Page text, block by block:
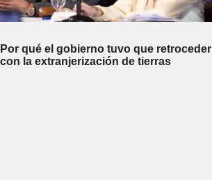
Por qué el gobierno tuvo que retroceder
con la extranjerización de tierras